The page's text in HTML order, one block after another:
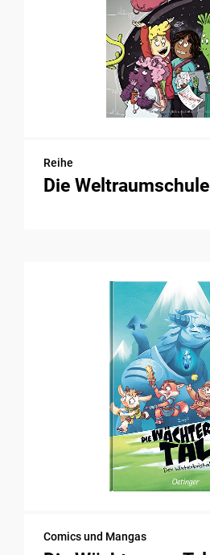
Reihe
Die Weltraumschule
Comics und Mangas